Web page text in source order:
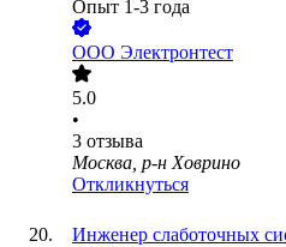
Опыт 1-3 года
ООО Электронтест
5.0
•
3 отзыва
Москва, р-н Ховрино
Откликнуться
Инженер слаботочных